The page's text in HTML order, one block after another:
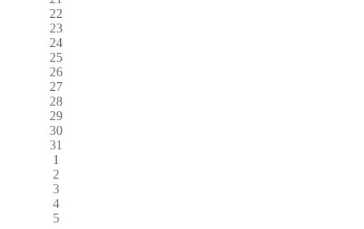
22
23
24
25
26
27
28
29
30
31
1
2
3
4
5